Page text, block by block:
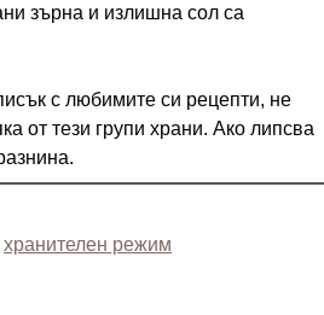
зърна и излишна сол са
с любимите си рецепти, не
от тези групи храни. Ако липсва
хранителен режим